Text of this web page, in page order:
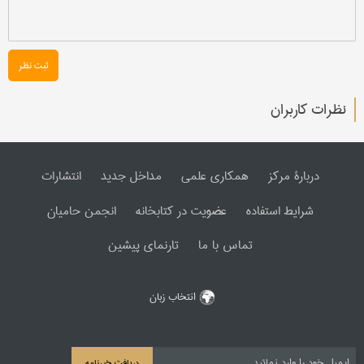
ثبت نظر
نظرات کاربران
دربارۀ مرکز همکاری علمی مداخل جدید
انتشارات
شرایط استفاده
عضویت در کتابخانه
انجمن حامیان
تماس با ما
تارنمای پیشین
انتخاب زبان